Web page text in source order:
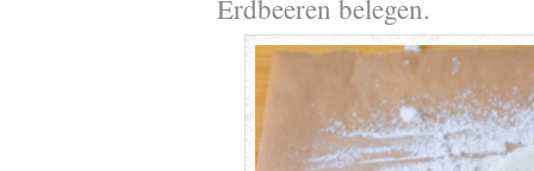
Erdbeeren belegen.